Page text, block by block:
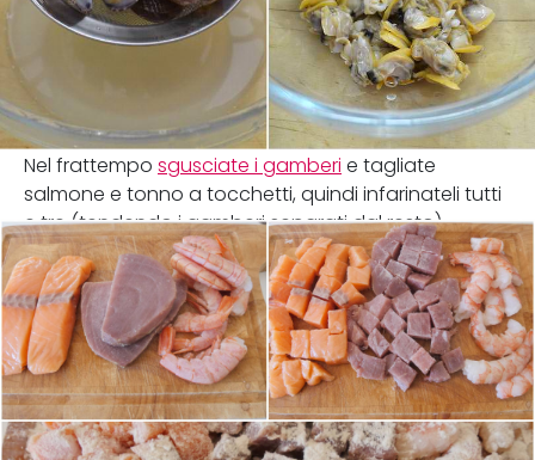
Nel frattempo sgusciate i gamberi e tagliate
salmone e tonno a tocchetti, quindi infarinateli tutti
e tre (tendendo i gamberi separati dal resto).